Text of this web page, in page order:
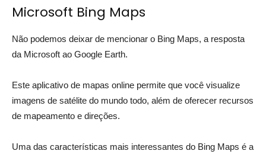
Microsoft Bing Maps
Não podemos deixar de mencionar o Bing Maps, a resposta
da Microsoft ao Google Earth.
Este aplicativo de mapas online permite que você visualize
imagens de satélite do mundo todo, além de oferecer recursos
de mapeamento e direções.
Uma das características mais interessantes do Bing Maps é a